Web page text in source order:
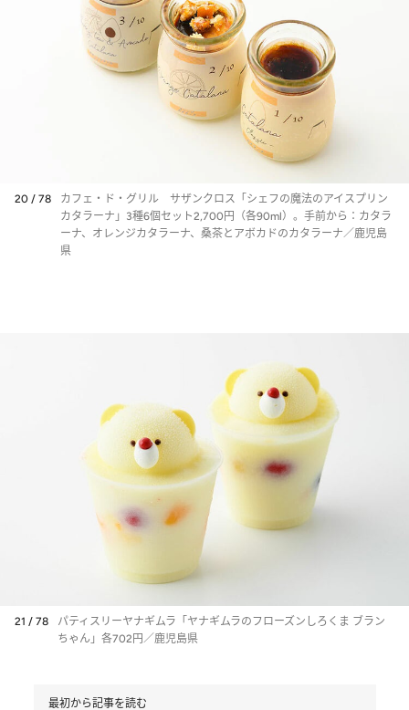
20 / 78
カフェ・ド・グリル サザンクロス「シェフの魔法のアイスプリン
カタラーナ」3種6個セット2,700円（各90ml）。手前から：カタラ
ーナ、オレンジカタラーナ、桑茶とアボカドのカタラーナ／鹿児島
県
21 / 78
パティスリーヤナギムラ「ヤナギムラのフローズンしろくま ブラン
ちゃん」各702円／鹿児島県
最初から記事を読む